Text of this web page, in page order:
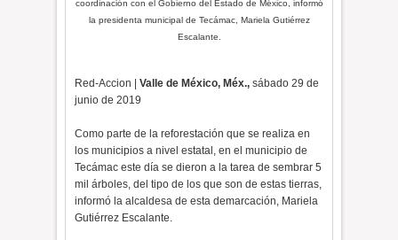
coordinación con el Gobierno del Estado de México, informó
la presidenta municipal de Tecámac, Mariela Gutiérrez
Escalante.
Red-Accion |Valle de México, Méx., sábado 29 de
junio de 2019
Como parte de la reforestación que se realiza en
los municipios a nivel estatal, en el municipio de
Tecámac este día se dieron a la tarea de sembrar 5
mil árboles, del tipo de los que son de estas tierras,
informó la alcaldesa de esta demarcación, Mariela
Gutiérrez Escalante.